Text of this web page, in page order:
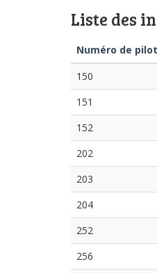
Liste des
Numéro de
150
151
152
202
203
204
252
256